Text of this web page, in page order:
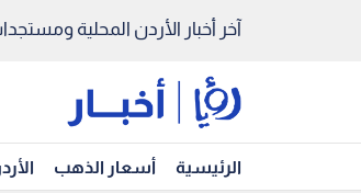
آخر أخبار الأردن المحلية
الرئيسية أسعار الذهب